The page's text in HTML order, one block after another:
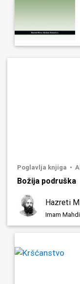
Poglavlja knjiga
Božija podruška
Hazreti
Imam